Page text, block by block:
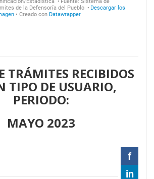
TRÁMITES RECIBIDOS
TIPO DE USUARIO,
PERIODO:
MAYO 2023